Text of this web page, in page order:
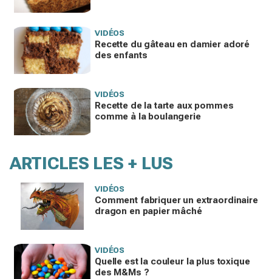
VIDÉOS
Recette du gâteau en damier adoré
des enfants
VIDÉOS
Recette de la tarte aux pommes
comme à la boulangerie
ARTICLES LES + LUS
VIDÉOS
Comment fabriquer un extraordinaire
dragon en papier mâché
VIDÉOS
Quelle est la couleur la plus toxique
des M&Ms ?